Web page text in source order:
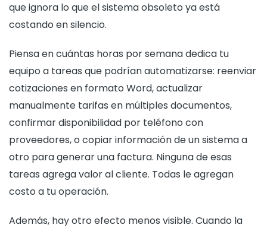
que ignora lo que el sistema obsoleto ya está
costando en silencio.
Piensa en cuántas horas por semana dedica tu
equipo a tareas que podrían automatizarse: reenviar
cotizaciones en formato Word, actualizar
manualmente tarifas en múltiples documentos,
confirmar disponibilidad por teléfono con
proveedores, o copiar información de un sistema a
otro para generar una factura. Ninguna de esas
tareas agrega valor al cliente. Todas le agregan
costo a tu operación.
Además, hay otro efecto menos visible. Cuando la